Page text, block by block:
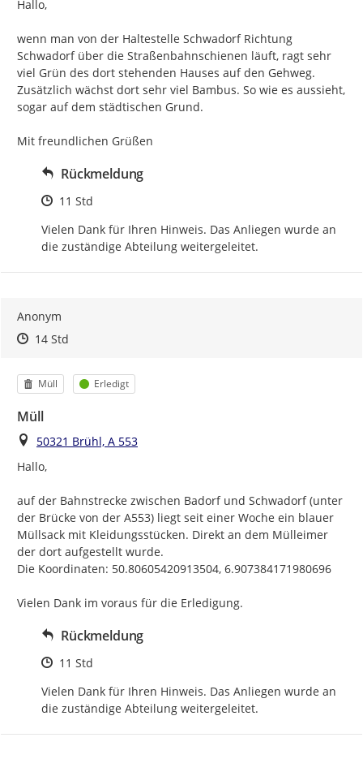
Hallo,
wenn man von der Haltestelle Schwadorf Richtung
Schwadorf über die Straßenbahnschienen läuft, ragt sehr
viel Grün des dort stehenden Hauses auf den Gehweg.
Zusätzlich wächst dort sehr viel Bambus. So wie es aussieht,
sogar auf dem städtischen Grund.
Mit freundlichen Grüßen
Rückmeldung
Zeitpunkt des Erstellens
11 Std
Vielen Dank für Ihren Hinweis. Das Anliegen wurde an
die zuständige Abteilung weitergeleitet.
Anonym
Zeitpunkt des Erstellens
Zeitpunkt des Erstellens
14 StdZur Äußerung
Kategorie
Müll Status
Erledigt
Müll
Ort
50321 Brühl, A 553
Hallo,
auf der Bahnstrecke zwischen Badorf und Schwadorf (unter
der Brücke von der A553) liegt seit einer Woche ein blauer
Müllsack mit Kleidungsstücken. Direkt an dem Mülleimer
der dort aufgestellt wurde.
Die Koordinaten: 50.80605420913504, 6.907384171980696
Vielen Dank im voraus für die Erledigung.
Rückmeldung
Zeitpunkt des Erstellens
11 Std
Vielen Dank für Ihren Hinweis. Das Anliegen wurde an
die zuständige Abteilung weitergeleitet.